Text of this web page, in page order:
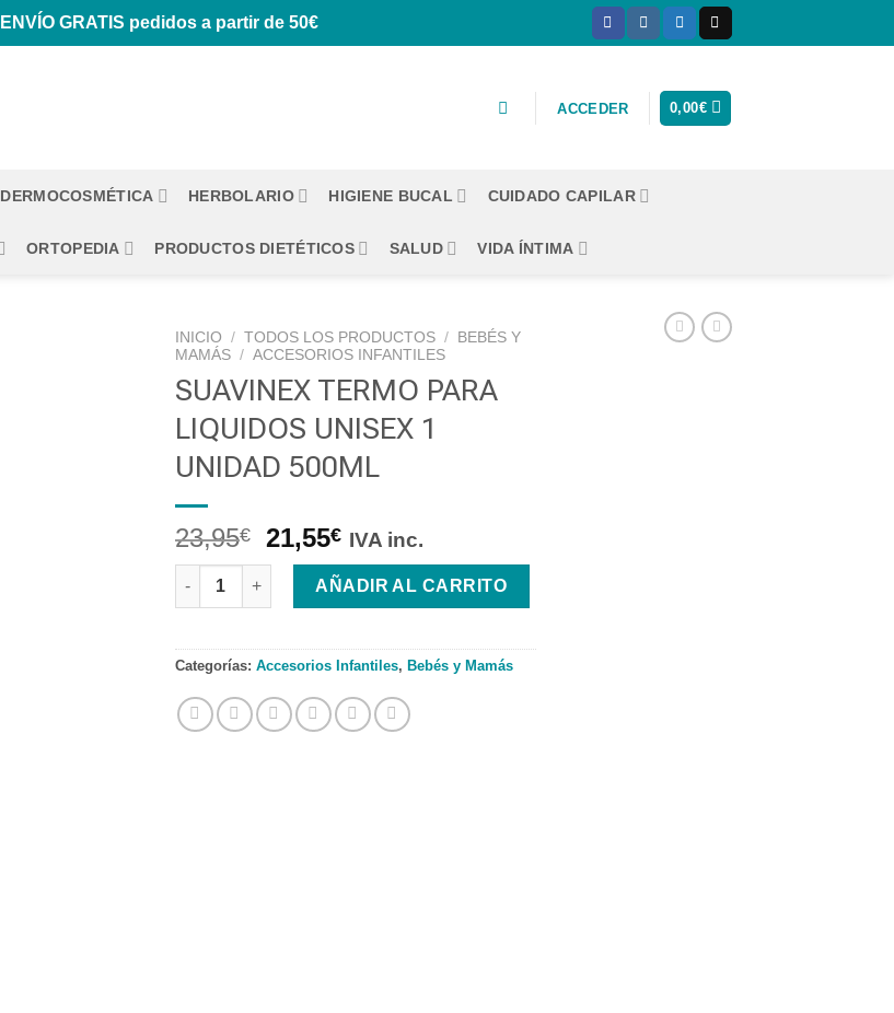
ENVÍO GRATIS pedidos a partir de 50€
ACCEDER 0,00€
DERMOCOSMÉTICA HERBOLARIO HIGIENE BUCAL CUIDADO CAPILAR
ORTOPEDIA PRODUCTOS DIETÉTICOS SALUD VIDA ÍNTIMA
INICIO / TODOS LOS PRODUCTOS /
BEBÉS Y
MAMÁS / ACCESORIOS INFANTILES
SUAVINEX TERMO PARA
LIQUIDOS UNISEX 1
UNIDAD 500ML
23,95€ 21,55€ IVA inc.
SUAVINEX TERMO PARA LIQUIDOS UNISEX 1 UNIDAD 500ML cantidad
AÑADIR AL CARRITO
Categorías: Accesorios Infantiles, Bebés y Mamás